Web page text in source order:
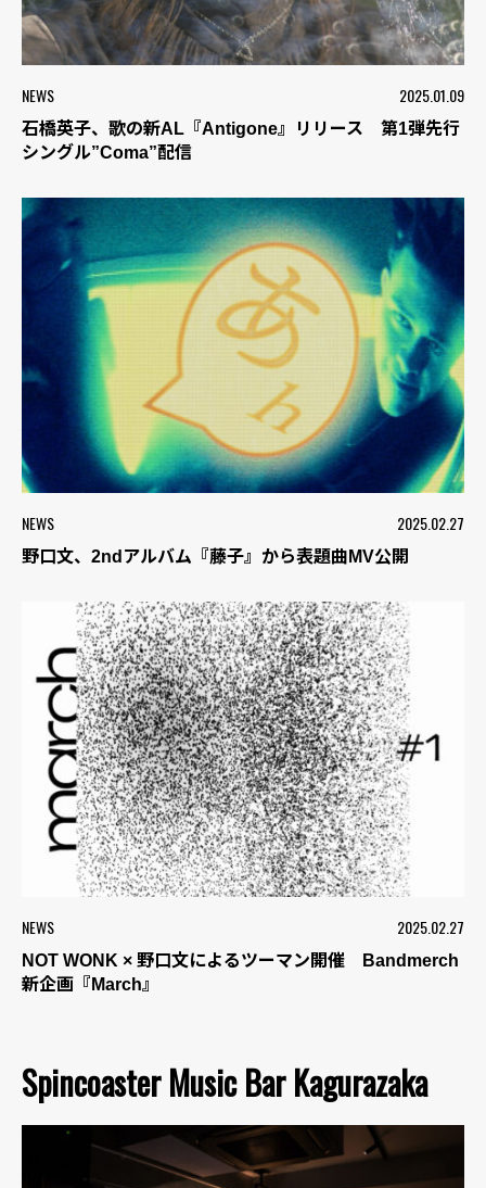
NEWS 2025.01.09
石橋英子、歌の新AL『Antigone』リリース 第1弾先行
シングル”Coma”配信
NEWS 2025.02.27
野口文、2ndアルバム『藤子』から表題曲MV公開
NEWS 2025.02.27
NOT WONK × 野口文によるツーマン開催 Bandmerch
新企画『March』
Spincoaster Music Bar Kagurazaka